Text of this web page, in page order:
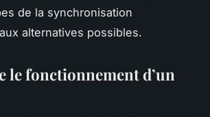
de la synchronisation
alternatives possibles.
le fonctionnement d’un